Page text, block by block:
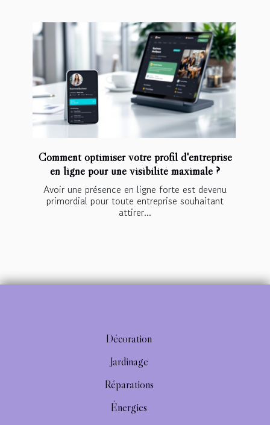
Comment optimiser votre profil d'entreprise
en ligne pour une visibilité maximale ?
Avoir une présence en ligne forte est devenu
primordial pour toute entreprise souhaitant
attirer...
Décoration
Jardinage
Réparations
Énergies